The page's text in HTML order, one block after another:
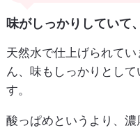
味がしっかりしていて
天然水で仕上げられて
ん、味もしっかりとし
す。
酸っぱめというより、